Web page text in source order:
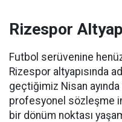
Rizespor
Futbol serüvenine
Rizespor altyapısında
geçtiğimiz Nisan
profesyonel sözleşme
bir dönüm noktası